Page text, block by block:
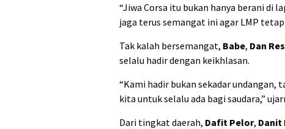
“Jiwa Corsa itu bukan hanya berani di
jaga terus semangat ini agar LMP
Tak kalah bersemangat, Babe, Dan
selalu hadir dengan keikhlasan.
“Kami hadir bukan sekadar undangan,
kita untuk selalu ada bagi saudara,”
Dari tingkat daerah, Dafit Pelor, Danit